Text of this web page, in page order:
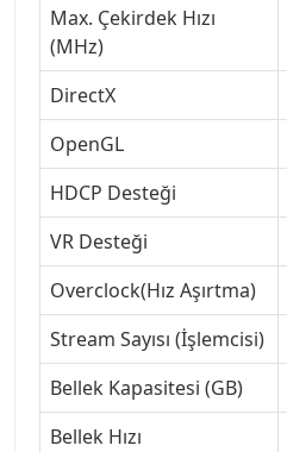
Max. Çekirdek Hızı
(MHz)
DirectX
OpenGL
HDCP Desteği
VR Desteği
Overclock(Hız Aşırtma)
Stream Sayısı (İşlemcisi)
Bellek Kapasitesi (GB)
Bellek Hızı